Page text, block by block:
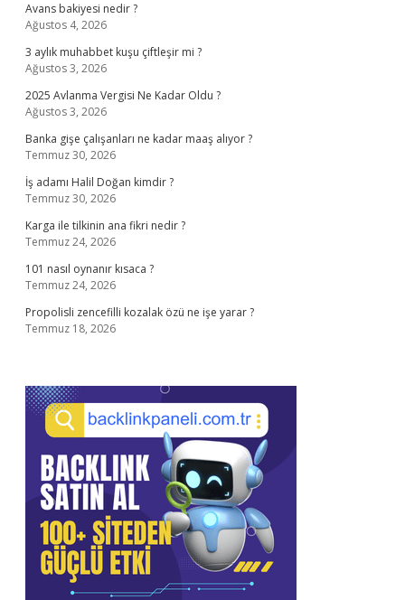
Avans bakiyesi nedir ?
Ağustos 4, 2026
3 aylık muhabbet kuşu çiftleşir mi ?
Ağustos 3, 2026
2025 Avlanma Vergisi Ne Kadar Oldu ?
Ağustos 3, 2026
Banka gişe çalışanları ne kadar maaş alıyor ?
Temmuz 30, 2026
İş adamı Halil Doğan kimdir ?
Temmuz 30, 2026
Karga ile tilkinin ana fikri nedir ?
Temmuz 24, 2026
101 nasıl oynanır kısaca ?
Temmuz 24, 2026
Propolisli zencefilli kozalak özü ne işe yarar ?
Temmuz 18, 2026